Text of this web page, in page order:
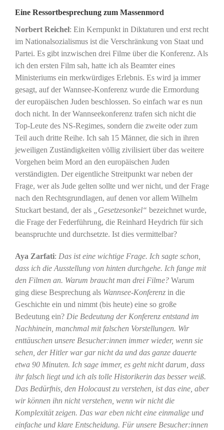
Eine Ressortbesprechung zum Massenmord
Norbert Reichel: Ein Kernpunkt in Diktaturen und erst recht
im Nationalsozialismus ist die Verschränkung von Staat und
Partei. Es gibt inzwischen drei Filme über die Konferenz. Als
ich den ersten Film sah, hatte ich als Beamter eines
Ministeriums ein merkwürdiges Erlebnis. Es wird ja immer
gesagt, auf der Wannsee-Konferenz wurde die Ermordung
der europäischen Juden beschlossen. So einfach war es nun
doch nicht. In der Wannseekonferenz trafen sich nicht die
Top-Leute des NS-Regimes, sondern die zweite oder zum
Teil auch dritte Reihe. Ich sah 15 Männer, die sich in ihren
jeweiligen Zuständigkeiten völlig zivilisiert über das weitere
Vorgehen beim Mord an den europäischen Juden
verständigten. Der eigentliche Streitpunkt war neben der
Frage, wer als Jude gelten sollte und wer nicht, und der Frage
nach den Rechtsgrundlagen, auf denen vor allem Wilhelm
Stuckart bestand, der als
„Gesetzesonkel“ bezeichnet wurde,
die Frage der Federführung, die Reinhard Heydrich für sich
beanspruchte und durchsetzte. Ist dies vermittelbar?
Aya Zarfati: Das ist eine wichtige Frage. Ich sagte schon,
dass ich die Ausstellung von hinten durchgehe. Ich fange mit
den Filmen an. Warum braucht man drei Filme? Warum
ging diese Besprechung als Wannsee-Konferenzin die
Geschichte ein und nimmt (bis heute) eine so große
Bedeutung ein?Die Bedeutung der Konferenz entstand im
Nachhinein, manchmal mit falschen Vorstellungen. Wir
enttäuschen unsere Besucher:innen immer wieder, wenn sie
sehen, der Hitler war gar nicht da und das ganze dauerte
etwa 90 Minuten. Ich sage immer, es geht nicht darum, dass
ihr falsch liegt und ich als tolle Historikerin das besser weiß.
Das Bedürfnis, den Holocaust zu verstehen, ist das eine, aber
wir können ihn nicht verstehen, wenn wir nicht die
Komplexität zeigen. Das war eben nicht eine einmalige und
einfache und klare Entscheidung. Für unsere Besucher:innen